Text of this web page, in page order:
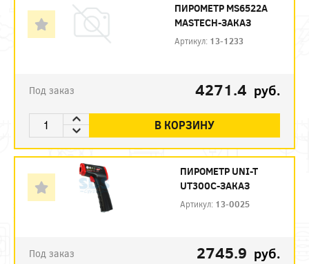
ПИРОМЕТР MS6522А
MASTECH-ЗАКАЗ
Артикул: 13-1233
Под заказ 4271.4 руб.
В КОРЗИНУ
ПИРОМЕТР UNI-T
UT300C-ЗАКАЗ
Артикул: 13-0025
Под заказ 2745.9 руб.